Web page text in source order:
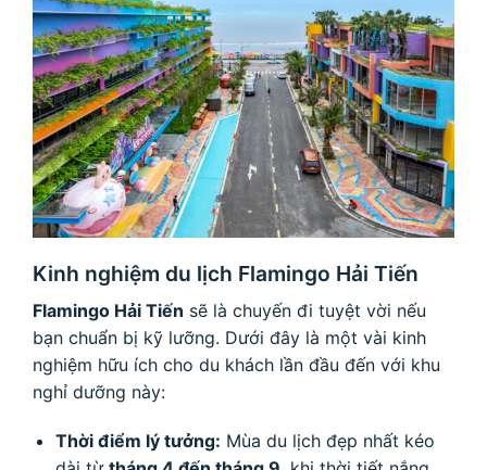
Kinh nghiệm du lịch Flamingo Hải Tiến
Flamingo Hải Tiến sẽ là chuyến đi tuyệt vời nếu
bạn chuẩn bị kỹ lưỡng. Dưới đây là một vài kinh
nghiệm hữu ích cho du khách lần đầu đến với khu
nghỉ dưỡng này:
Thời điểm lý tưởng: Mùa du lịch đẹp nhất kéo